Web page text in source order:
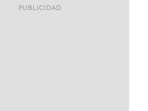
ACCESO FULL - $1.800/MES